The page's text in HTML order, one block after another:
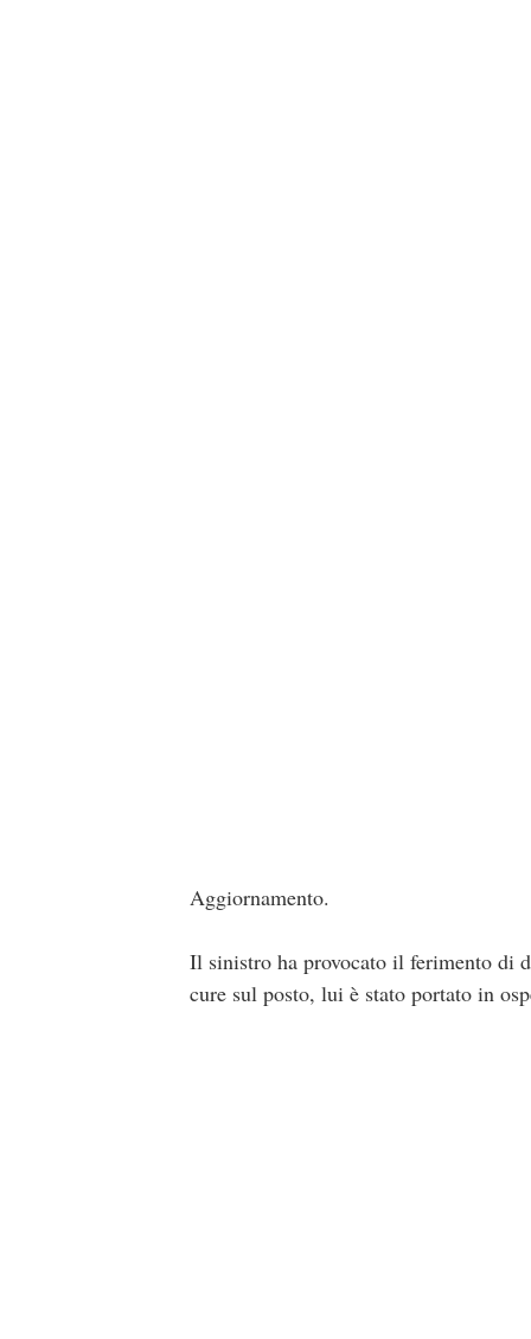
Aggiornamento.
Il sinistro ha provocato il ferimento di
cure sul posto, lui è stato portato in